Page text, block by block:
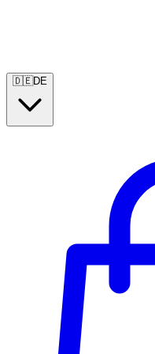
🇩🇪DE